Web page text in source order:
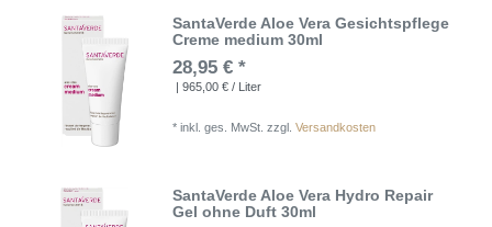
SantaVerde Aloe Vera Gesichtspflege
Creme medium 30ml
28,95 € *
| 965,00 € / Liter
*inkl. ges. MwSt. zzgl.Versandkosten
SantaVerde Aloe Vera Hydro Repair
Gel ohne Duft 30ml